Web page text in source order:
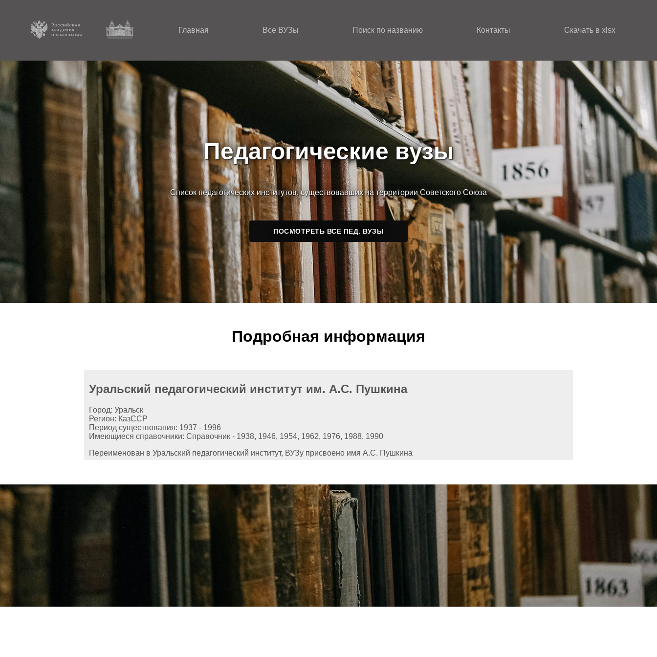
Главная Все ВУЗы Поиск по названию Контакты Скачать в xlsx
Педагогические вузы
Список педагогических институтов, существовавших на территории Советского Союза
ПОСМОТРЕТЬ ВСЕ ПЕД. ВУЗЫ
Подробная информация
Уральский педагогический институт им. А.С. Пушкина
Город: Уральск
Регион: КазССР
Период существования: 1937 - 1996
Имеющиеся справочники: Справочник - 1938, 1946, 1954, 1962, 1976, 1988, 1990
Переименован в Уральский педагогический институт, ВУЗу присвоено имя А.С. Пушкина